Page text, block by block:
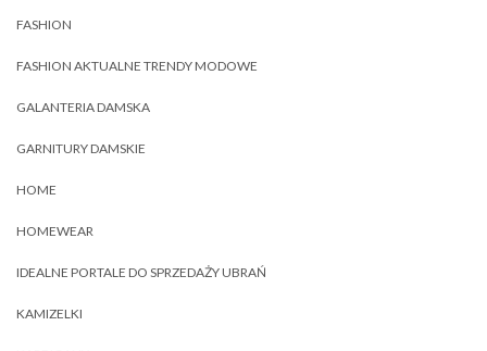
FASHION
FASHION AKTUALNE TRENDY MODOWE
GALANTERIA DAMSKA
GARNITURY DAMSKIE
HOME
HOMEWEAR
IDEALNE PORTALE DO SPRZEDAŻY UBRAŃ
KAMIZELKI